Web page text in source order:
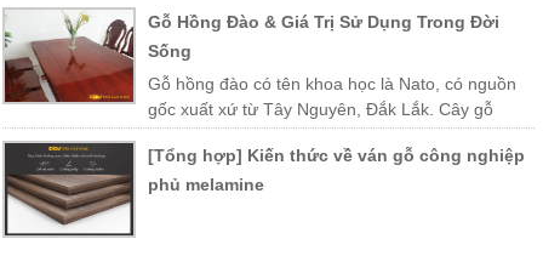
Gỗ Hồng Đào & Giá Trị Sử Dụng Trong Đời
Sống
Gỗ hồng đào có tên khoa học là Nato, có nguồn
gốc xuất xứ từ Tây Nguyên, Đắk Lắk. Cây gỗ
được trồng nhiều ở các vùng miền Trung Việt Nam như Khánh Hòa,
Phú Yên, Lào, Campuchia…[Tổng hợp] Kiến thức về ván gỗ công nghiệp
phủ melamine